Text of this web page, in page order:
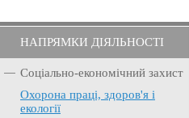
НАПРЯМКИ ДІЯЛЬНОСТІ
Соціально-економічний захист
Охорона праці, здоров'я і
екології